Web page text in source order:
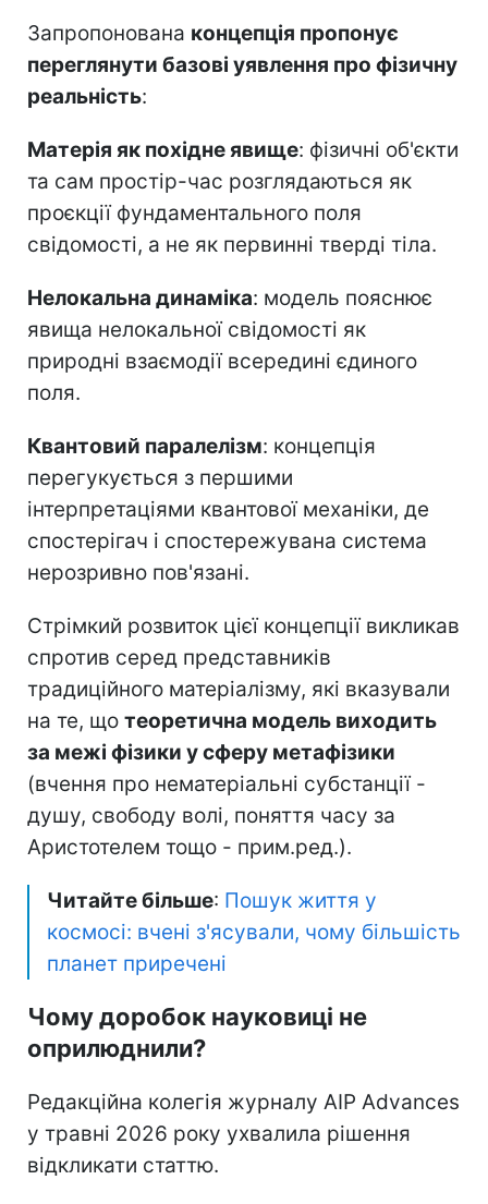
Запропонована концепція пропонує
переглянути базові уявлення про фізичну
реальність:
Матерія як похідне явище: фізичні об'єкти
та сам простір-час розглядаються як
проєкції фундаментального поля
свідомості, а не як первинні тверді тіла.
Нелокальна динаміка: модель пояснює
явища нелокальної свідомості як
природні взаємодії всередині єдиного
поля.
Квантовий паралелізм: концепція
перегукується з першими
інтерпретаціями квантової механіки, де
спостерігач і спостережувана система
нерозривно пов'язані.
Стрімкий розвиток цієї концепції викликав
спротив серед представників
традиційного матеріалізму, які вказували
на те, що теоретична модель виходить
за межі фізики у сферу метафізики
(вчення про нематеріальні субстанції -
душу, свободу волі, поняття часу за
Аристотелем тощо - прим.ред.).
Читайте більше: Пошук життя у
космосі: вчені з'ясували, чому більшість
планет приречені
Чому доробок науковиці не
оприлюднили?
Редакційна колегія журналу AIP Advances
у травні 2026 року ухвалила рішення
відкликати статтю.